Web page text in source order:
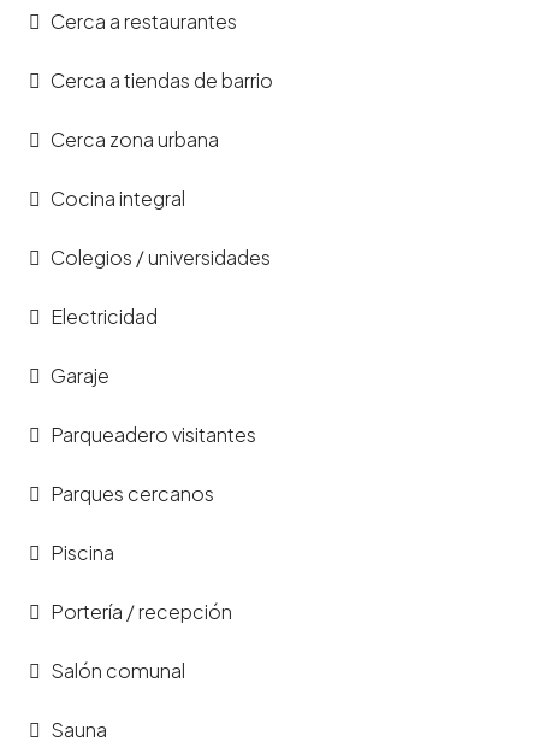
Cerca a restaurantes
Cerca a tiendas de barrio
Cerca zona urbana
Cocina integral
Colegios / universidades
Electricidad
Garaje
Parqueadero visitantes
Parques cercanos
Piscina
Portería / recepción
Salón comunal
Sauna